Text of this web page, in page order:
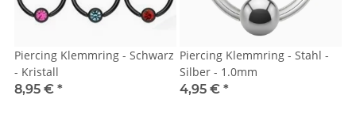
Piercing Klemmring - Schwarz
- Kristall
8,95 € *
Piercing Klemmring - Stahl -
Silber - 1.0mm
4,95 € *